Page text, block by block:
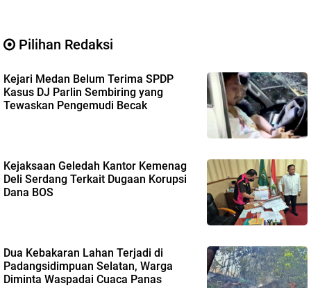
Pilihan Redaksi
Kejari Medan Belum Terima SPDP
Kasus DJ Parlin Sembiring yang
Tewaskan Pengemudi Becak
Kejaksaan Geledah Kantor Kemenag
Deli Serdang Terkait Dugaan Korupsi
Dana BOS
Dua Kebakaran Lahan Terjadi di
Padangsidimpuan Selatan, Warga
Diminta Waspadai Cuaca Panas